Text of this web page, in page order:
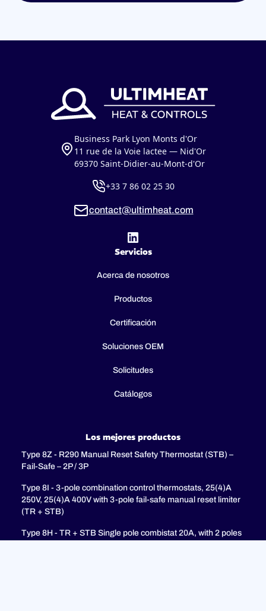
Business Park Lyon Monts d'Or
11 rue de la Voie lactee — Nid'Or
69370 Saint-Didier-au-Mont-d'Or
+33 7 86 02 25 30
contact@ultimheat.com
Servicios
Acerca de nosotros
Productos
Certificación
Soluciones OEM
Solicitudes
Catálogos
Los mejores productos
Type 8Z - R290 Manual Reset Safety Thermostat (STB) –
Fail-Safe – 2P / 3P
Type 8I - 3-pole combination control thermostats, 25(4)A
250V, 25(4)A 400V with 3-pole fail-safe manual reset limiter
(TR + STB)
Type 8H - TR + STB Single pole combistat 20A, with 2 poles